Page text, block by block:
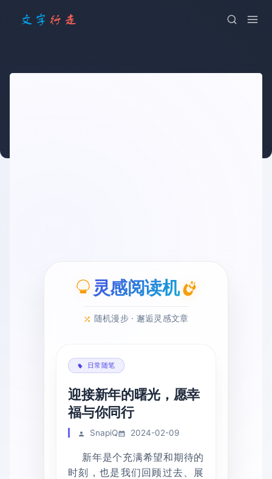
灵感阅读机
随机漫步 · 邂逅灵感文章
日常随笔
迎接新年的曙光，愿幸
福与你同行
SnapiQ 2024-02-09
新年是个充满希望和期待的
时刻，也是我们回顾过去、展